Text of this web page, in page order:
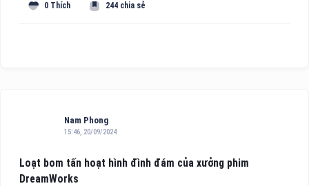
0 Thích 244 chia sẻ
Nam Phong
15:46, 20/09/2024
Loạt bom tấn hoạt hình đình đám của xưởng phim
DreamWorks